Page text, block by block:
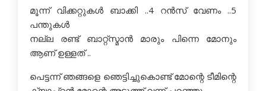
മൂന്ന് വിക്കറ്റുകള്‍ ബാക്കി ..4 റന്‍സ് വേണം ..5
പന്തുകൾ
നല്ല രണ്ട് ബാറ്റ്സ്മാന്‍ മാരും പിന്നെ മോനും
ആണ് ഉള്ളത് ..
പെട്ടന്ന് ഞങ്ങളെ ഞെട്ടിച്ചുകൊണ്ട് മോന്റെ ടീമിന്റെ